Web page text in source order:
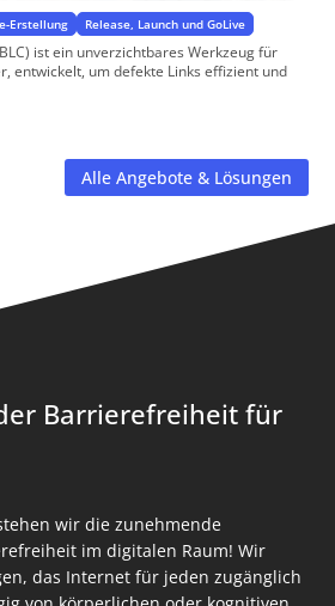
Erstellung Release, Launch und GoLive
ist ein unverzichtbares Werkzeug für
entwickelt, um defekte Links effizient und
Alle Angebote & Lösungen
Barrierefreiheit für
wir die zunehmende
im digitalen Raum! Wir
das Internet für jeden zugänglich